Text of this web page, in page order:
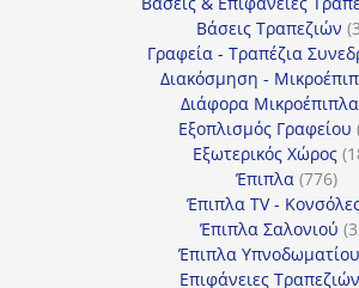
Βάσεις Τραπεζιών
Γραφεία - Τραπέζια
Διακόσμηση -
Διάφορα Μικροέπιπλα
Εξοπλισμός Γραφείου
Εξωτερικός Χώρος
Έπιπλα 776776
Έπιπλα TV -
Έπιπλα Σαλονιού
Έπιπλα Υπνοδωματίου
Επιφάνειες Τραπεζιών